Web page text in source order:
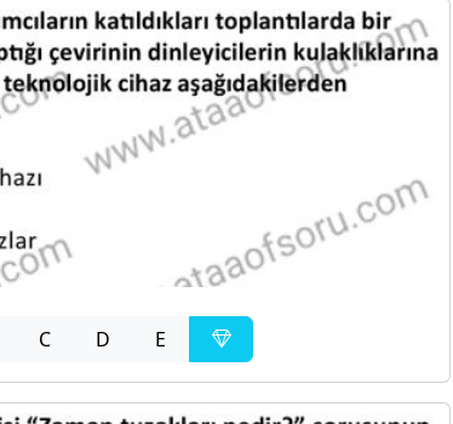
C D E